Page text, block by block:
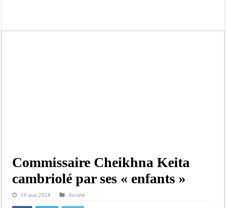
Commissaire Cheikhna Keita
cambriolé par ses « enfants »
10 mai 2024 Société